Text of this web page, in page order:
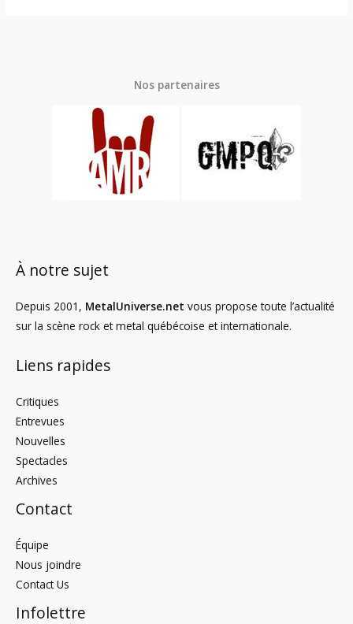
Nos partenaires
À notre sujet
Depuis 2001, MetalUniverse.net vous propose toute l’actualité
sur la scène rock et metal québécoise et internationale.
Liens rapides
Critiques
Entrevues
Nouvelles
Spectacles
Archives
Contact
Équipe
Nous joindre
Contact Us
Infolettre